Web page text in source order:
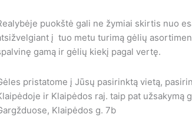
puokštė gali ne žymiai skirtis nuo
į tuo metu turimą gėlių
gamą ir gėlių kiekį pagal vertę.
pristatome į Jūsų pasirinktą vietą,
ir Klaipėdos raj. taip pat užsakymą
Klaipėdos g. 7b